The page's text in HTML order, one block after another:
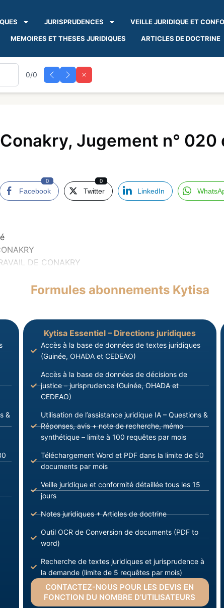
JURISPRUDENCES VEILLE JURIDIQUE ET
MEMOIRES ET THESES JURIDIQUES ARTICLES DE DOCTRINE
0/0
Jugement n° 020
Facebook
0
Twitter
0
LinkedIn
CONAKRY
Formules abonnements Kytisa
&
Kytisa Essentiel – Directions juridiques
Accès à la base de données de textes juridiques
(Guinée, OHADA et CEDEAO)
Accès à la base de données de décisions de
justice – jurisprudence (Guinée, OHADA et
CEDEAO)
Utilisation de l’assistance juridique IA – Questions &
Réponses, avis + note de recherche, mémo
synthétique – limite à 100 requêtes par mois
Téléchargement Word et PDF dans la limite de 50
documents par mois
Veille juridique et conformité détaillée tous les 15
jours
Notes juridiques + Articles de doctrine
Outil OCR de Conversion de documents (PDF to
word)
Recherche de textes juridiques et jurisprudence à
la demande (limite de 5 requêtes par mois)
CONTACTEZ-NOUS POUR LES DEVIS EN
FONCTION DU NOMBRE D’UTILISATEURS